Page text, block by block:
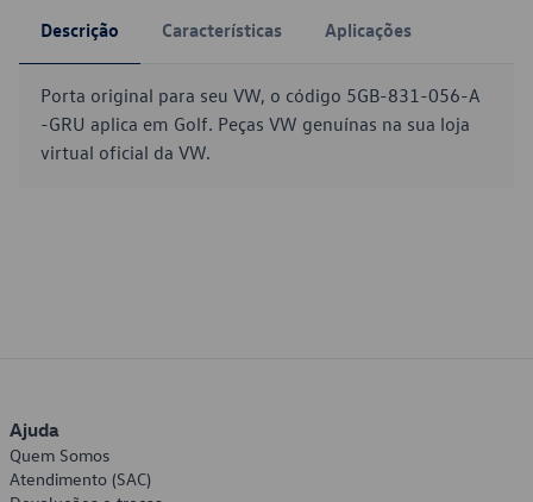
Descrição Características Aplicações
Porta original para seu VW, o código 5GB-831-056-A
-GRU aplica em Golf. Peças VW genuínas na sua loja
virtual oficial da VW.
Ajuda
Quem Somos
Atendimento (SAC)